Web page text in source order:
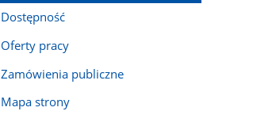
Dostępność
Oferty pracy
Zamówienia publiczne
Mapa strony